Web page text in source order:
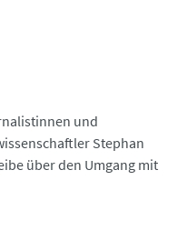
und
Stephan
über den Umgang mit